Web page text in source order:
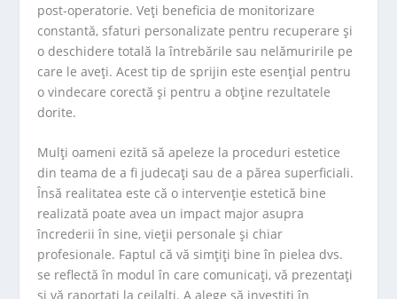
post-operatorie. Veți beneficia de monitorizare
constantă, sfaturi personalizate pentru recuperare și
o deschidere totală la întrebările sau nelămuririle pe
care le aveți. Acest tip de sprijin este esențial pentru
o vindecare corectă și pentru a obține rezultatele
dorite.
Mulți oameni ezită să apeleze la proceduri estetice
din teama de a fi judecați sau de a părea superficiali.
Însă realitatea este că o intervenție estetică bine
realizată poate avea un impact major asupra
încrederii în sine, vieții personale și chiar
profesionale. Faptul că vă simțiți bine în pielea dvs.
se reflectă în modul în care comunicați, vă prezentați
și vă raportați la ceilalți. A alege să investiți în